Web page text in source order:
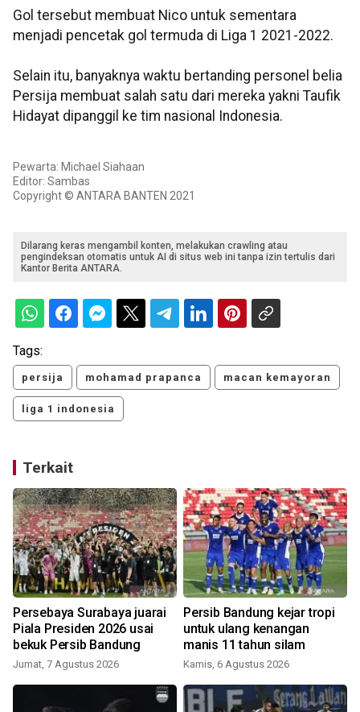
Gol tersebut membuat Nico untuk sementara
menjadi pencetak gol termuda di Liga 1 2021-2022.
Selain itu, banyaknya waktu bertanding personel belia
Persija membuat salah satu dari mereka yakni Taufik
Hidayat dipanggil ke tim nasional Indonesia.
Pewarta: Michael Siahaan
Editor: Sambas
Copyright © ANTARA BANTEN 2021
Dilarang keras mengambil konten, melakukan crawling atau
pengindeksan otomatis untuk AI di situs web ini tanpa izin tertulis dari
Kantor Berita ANTARA.
Tags:
persija mohamad prapanca macan kemayoran
liga 1 indonesia
Terkait
Persebaya Surabaya juarai
Piala Presiden 2026 usai
bekuk Persib Bandung
Jumat, 7 Agustus 2026
Persib Bandung kejar tropi
untuk ulang kenangan
manis 11 tahun silam
Kamis, 6 Agustus 2026